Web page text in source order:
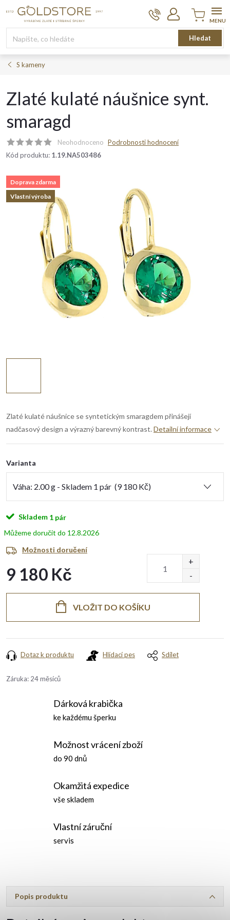
Hledat
Nákupní
košík
S kameny
Zlaté kulaté náušnice synt.
smaragd
Neohodnoceno Podrobnosti hodnocení
Kód produktu: 1.19.NA503486
Doprava zdarma
Vlastní výroba
Zlaté kulaté náušnice se syntetickým smaragdem přinášejí
nadčasový design a výrazný barevný kontrast. Detailní informace
Varianta
Skladem 1 pár
12.8.2026
Možnosti doručení
9 180 Kč
VLOŽIT DO KOŠÍKU
Dotaz k produktu Hlídací pes Sdílet
Záruka: 24 měsíců
Dárková krabička
ke každému šperku
Možnost vrácení zboží
do 90 dnů
Okamžitá expedice
vše skladem
Vlastní záruční
servis
Popis produktu